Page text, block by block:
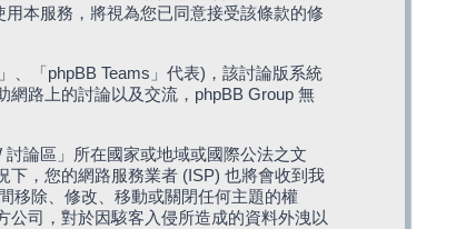
本服務，將視為您已同意接受該條款的修
、「phpBB Teams」代表)，該討論版系統
網路上的討論以及交流，phpBB Group 無
論區」所在國家或地域或國際公法之文
，您的網路服務業者 (ISP) 也將會收到我
移除、修改、移動或關閉任何主題的權
司，對於因駭客入侵所造成的資料外洩以